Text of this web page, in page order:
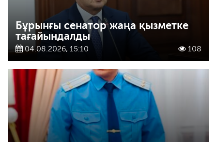
Бұрынғы сенатор жаңа қызметке
тағайындалды
04.08.2026, 15:10 108